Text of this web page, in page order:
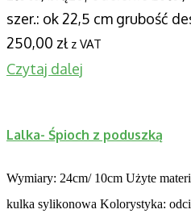
szer.: ok 22,5 cm grubość
250,00 zł z VAT
Czytaj dalej
Lalka- Śpioch z poduszką
Wymiary: 24cm/ 10cm Użyte
kulka sylikonowa Kolorystyka: